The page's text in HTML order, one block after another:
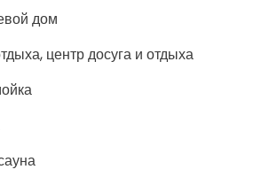
дом
центр досуга и отдыха